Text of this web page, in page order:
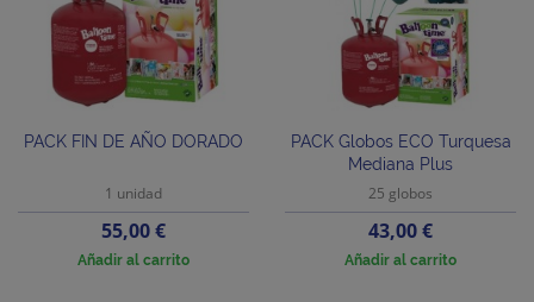
PACK FIN DE AÑO DORADO
1 unidad
Precio
55,00 €
Añadir al carrito
PACK Globos ECO Turquesa
Mediana Plus
25 globos
Precio
43,00 €
Añadir al carrito